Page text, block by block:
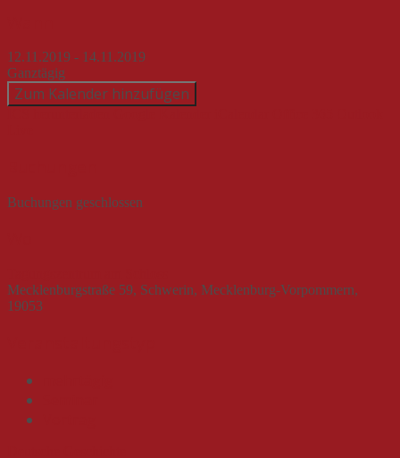
12.11.2019 - 14.11.2019
Ganztägig
Zum Kalender hinzufügen
Buchungen geschlossen
Mecklenburgstraße 59, Schwerin, Mecklenburg-Vorpommern,
19053